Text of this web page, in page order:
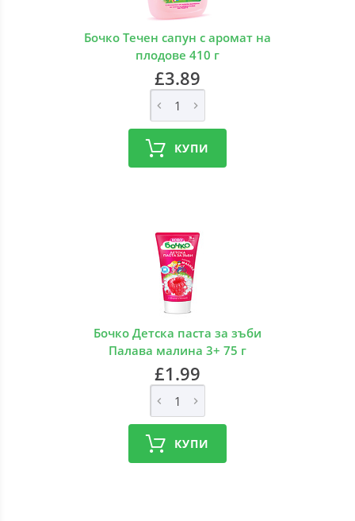
Бочко Течен сапун с аромат на
плодове 410 г
£3.89
КУПИ
Бочко Детска паста за зъби
Палава малина 3+ 75 г
£1.99
КУПИ